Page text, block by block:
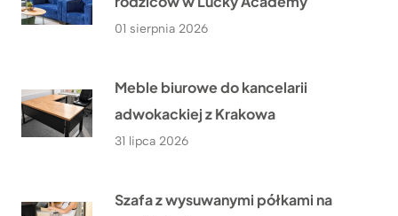
01 sierpnia 2026
Meble biurowe do kancelarii
adwokackiej z Krakowa
31 lipca 2026
Szafa z wysuwanymi półkami na